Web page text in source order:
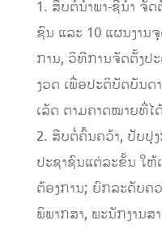
1. ສືບຕໍ່ນຳພາ-ຊີ້ນຳ ຈັ
ຊົນ ແລະ 10 ແຜນງານ
ການ, ວິທີການຈັດຕັ້ງປ
ງວດ ເພື່ອປະຕິບັດບັນ
ເລັດ ຕາມຄາດໝາຍທີ່ໄ
2. ສືບຕໍ່ຄົ້ນຄວ້າ, ປັບປຸ
ປະຊາຊົນແຕ່ລະຂັ້ນ ໃ
ຕ້ອງການ; ຍົກລະດັບຄ
ພິພາກສາ, ພະນັກງານ